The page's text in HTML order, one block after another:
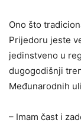
Ono što
Prijedoru jeste
jedinstveno u
dugogodišnji
Međunarodnih
– Imam čast i